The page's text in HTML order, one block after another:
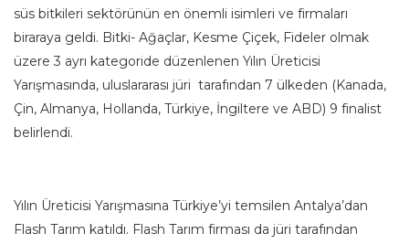
süs bitkileri sektörünün en önemli isimleri ve firmaları
biraraya geldi. Bitki- Ağaçlar, Kesme Çiçek, Fideler olmak
üzere 3 ayrı kategoride düzenlenen Yılın Üreticisi
Yarışmasında, uluslararası jüri tarafından 7 ülkeden (Kanada,
Çin, Almanya, Hollanda, Türkiye, İngiltere ve ABD) 9 finalist
belirlendi.
Yılın Üreticisi Yarışmasına Türkiye’yi temsilen Antalya’dan
Flash Tarım katıldı. Flash Tarım firması da jüri tarafından